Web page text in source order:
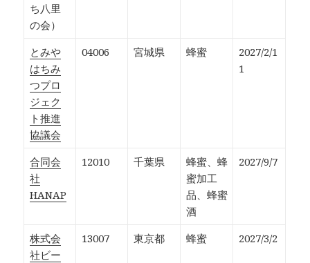
ち八里
の会）
とみや
はちみ
つプロ
ジェク
ト推進
協議会
04006 宮城県 蜂蜜
2027/2/1
1
合同会
社
HANAP
12010 千葉県
蜂蜜、蜂
蜜加工
品、蜂蜜
酒
2027/9/7
株式会
社ビー
13007 東京都 蜂蜜 2027/3/2